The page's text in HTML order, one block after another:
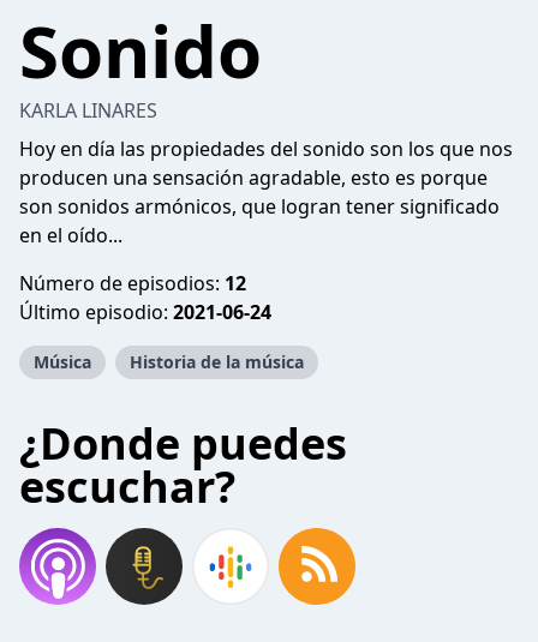
Sonido
KARLA LINARES
Hoy en día las propiedades del sonido son los que nos
producen una sensación agradable, esto es porque
son sonidos armónicos, que logran tener significado
en el oído...
Número de episodios: 12
Último episodio: 2021-06-24
Música Historia de la música
¿Donde puedes
escuchar?